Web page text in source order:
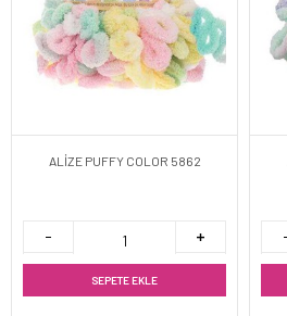
ALİZE PUFFY COLOR 5862
SEPETE EKLE